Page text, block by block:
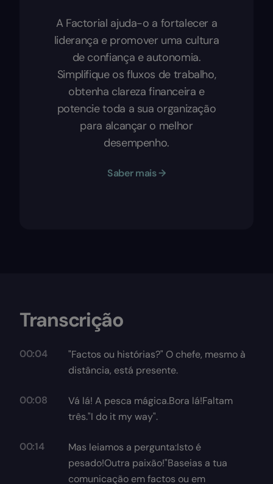
A Factorial ajuda-o a fortalecer a
liderança e promover uma cultura
de confiança e autonomia.
Simplifique os fluxos de trabalho,
obtenha clareza financeira e
potencie toda a sua organização
para alcançar o melhor
desempenho.
Saber mais →
Transcrição
00:04
"Factos ou histórias?" O chefe, mesmo à
distância, está presente.
00:08
Vá lá! A pesca mágica.Bora lá!Faltam
três."I do it my way".
00:14
Mas leiamos a pergunta:Isto é
pesado!Outra paixão!"Baseias a tua
comunicação em factos ou em